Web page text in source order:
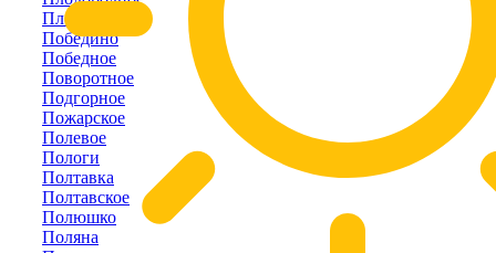
Плотинное
Победино
Победное
Поворотное
Подгорное
Пожарское
Полевое
Пологи
Полтавка
Полтавское
Полюшко
Поляна